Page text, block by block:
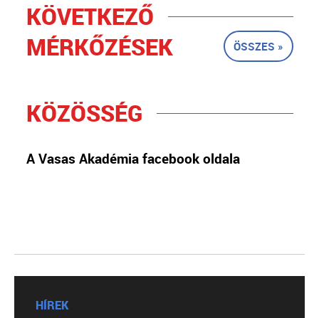
KÖVETKEZŐ
MÉRKŐZÉSEK
ÖSSZES »
KÖZÖSSÉG
A Vasas Akadémia facebook oldala
HÍREK